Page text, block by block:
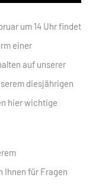
um 14 Uhr findet
einer
auf unserer
diesjährigen
hier wichtige
Ihnen für Fragen